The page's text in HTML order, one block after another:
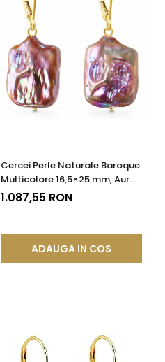
Cercei Perle Naturale Baroque
Multicolore 16,5×25 mm, Aur
14K (aur 585), Tortiță Închisă |
KASKADDA®
1.087,55 RON
ADAUGA IN COS